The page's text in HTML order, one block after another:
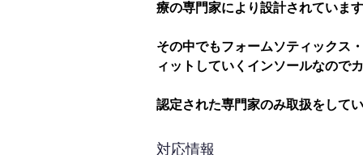
療の専門家により設計されていま
その中でもフォームソティックス
ィットしていくインソールなので
認定された専門家のみ取扱をして
対応情報